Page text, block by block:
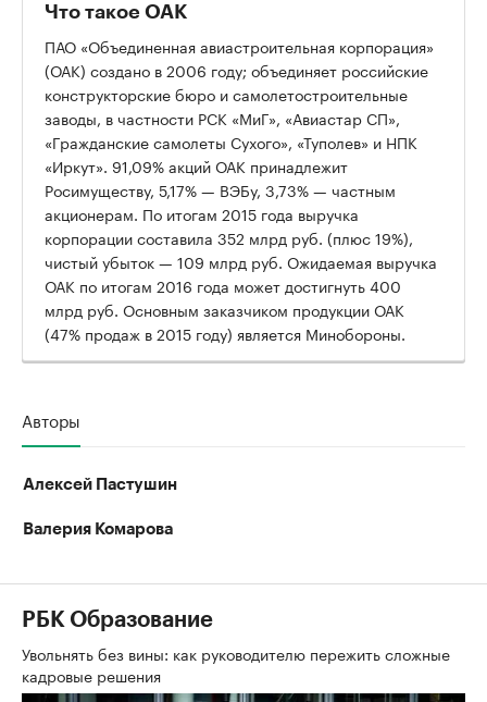
Что такое ОАК
ПАО «Объединенная авиастроительная корпорация»
(ОАК) создано в 2006 году; объединяет российские
конструкторские бюро и самолетостроительные
заводы, в частности РСК «МиГ», «Авиастар СП»,
«Гражданские самолеты Сухого», «Туполев» и НПК
«Иркут». 91,09% акций ОАК принадлежит
Росимуществу, 5,17% — ВЭБу, 3,73% — частным
акционерам. По итогам 2015 года выручка
корпорации составила 352 млрд руб. (плюс 19%),
чистый убыток — 109 млрд руб. Ожидаемая выручка
ОАК по итогам 2016 года может достигнуть 400
млрд руб. Основным заказчиком продукции ОАК
(47% продаж в 2015 году) является Минобороны.
Авторы
Алексей Пастушин
Валерия Комарова
РБК Образование
Увольнять без вины: как руководителю пережить сложные
кадровые решения